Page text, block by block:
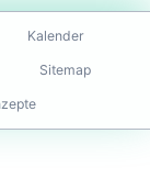
Kalender
Sitemap